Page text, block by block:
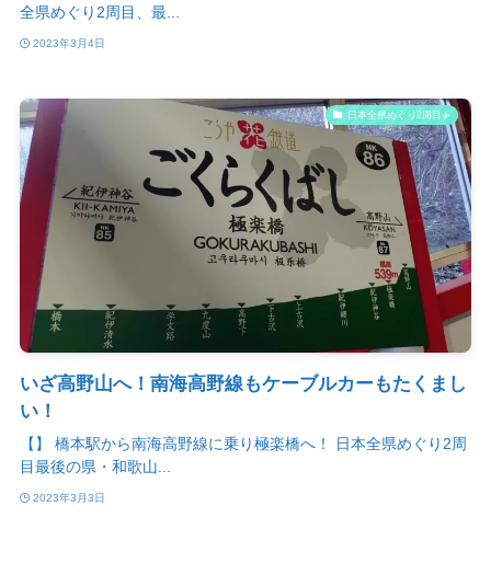
全県めぐり2周目、最...
2023年3月4日
日本全県めぐり2周目✈️
いざ高野山へ！南海高野線もケーブルカーもたくまし
い！
【】 橋本駅から南海高野線に乗り極楽橋へ！ 日本全県めぐり2周
目最後の県・和歌山...
2023年3月3日